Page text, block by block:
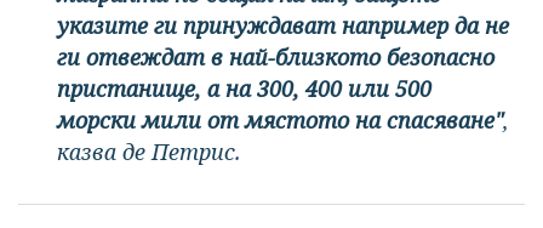
указите ги принуждават например да не
ги отвеждат в най-близкото безопасно
пристанище, а на 300, 400 или 500
морски мили от мястото на спасяване",
казва де Петрис.